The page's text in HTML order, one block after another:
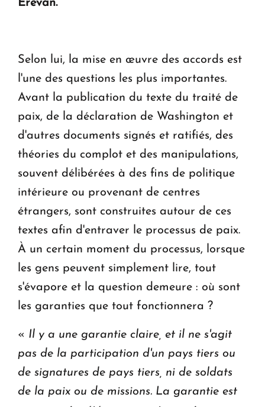
Erevan.
Selon lui, la mise en œuvre des accords est
l'une des questions les plus importantes.
Avant la publication du texte du traité de
paix, de la déclaration de Washington et
d'autres documents signés et ratifiés, des
théories du complot et des manipulations,
souvent délibérées à des fins de politique
intérieure ou provenant de centres
étrangers, sont construites autour de ces
textes afin d'entraver le processus de paix.
À un certain moment du processus, lorsque
les gens peuvent simplement lire, tout
s'évapore et la question demeure : où sont
les garanties que tout fonctionnera ?
« Il y a une garantie claire, et il ne s'agit
pas de la participation d'un pays tiers ou
de signatures de pays tiers, ni de soldats
de la paix ou de missions. La garantie est